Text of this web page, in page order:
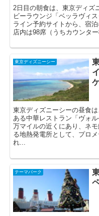
2日目の朝食は、東京ディズ
ビーラウンジ「ベッラヴィ
ライン予約サイトから、宿
店内は98席（うちカウンタ
東京ディズニーシー
東京ディズニーシーの昼食
ある中華レストラン「ヴォ
万マイルの近くにあり、ネ
る地熱発電所として、プロ
れ...
テーマパーク